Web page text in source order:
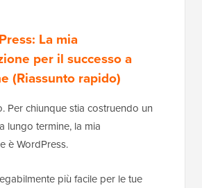
La mia
per il successo a
(Riassunto rapido)
Per chiunque stia costruendo un
lungo termine, la mia
è WordPress.
più facile per le tue